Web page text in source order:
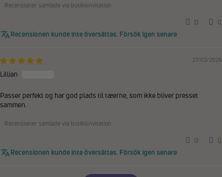
Recensioner samlade via butiksinvitation
0
0
Recensionen kunde inte översättas. Försök igen senare
27/03/2026
Lillian
Passer perfekt og har god plads til tæerne, som ikke bliver presset
sammen.
Recensioner samlade via butiksinvitation
0
0
Recensionen kunde inte översättas. Försök igen senare